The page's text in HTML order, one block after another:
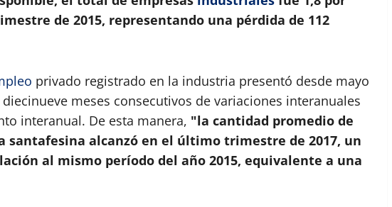
de 2015, representando una pérdida de 112
privado registrado en la industria presentó desde mayo
meses consecutivos de variaciones interanuales
interanual. De esta manera, "la cantidad promedio de
santafesina alcanzó en el último trimestre de 2017, un
al mismo período del año 2015, equivalente a una